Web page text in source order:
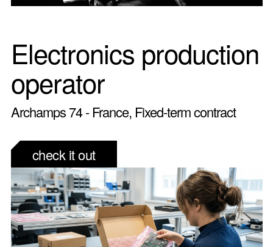
Electronics production
operator
Archamps 74 - France, Fixed-term contract
check it out